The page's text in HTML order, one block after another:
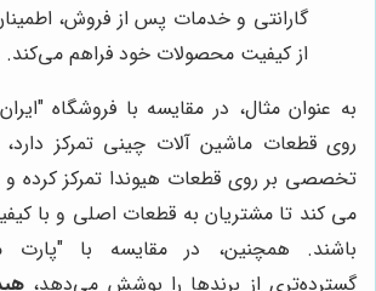
گارانتی و خدمات پس از فروش،
از کیفیت محصولات خود فراهم می‌کند.
به عنوان مثال، در مقایسه با فروشگاه
روی قطعات ماشین آلات چینی تمرکز
تخصصی بر روی قطعات هیوندا تمرکز کرده و
می کند تا مشتریان به قطعات اصلی و با
باشند. همچنین، در مقایسه با
گسترده‌تری از برندها را پوشش می‌دهد،